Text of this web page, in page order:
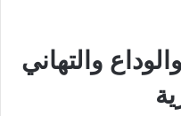
والتهاني